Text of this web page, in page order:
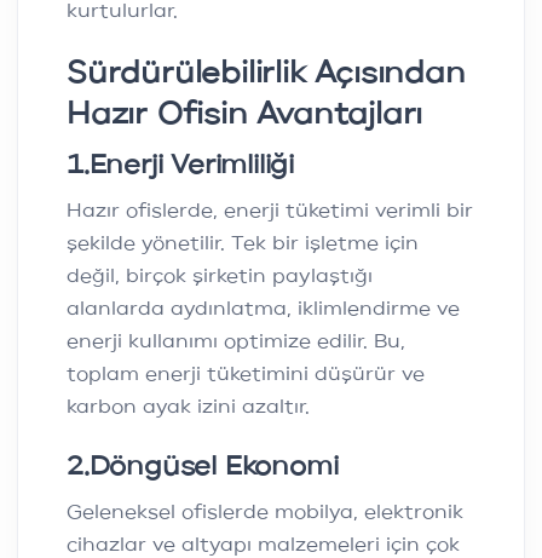
kurtulurlar.
Sürdürülebilirlik Açısından
Hazır Ofisin Avantajları
1.Enerji Verimliliği
Hazır ofislerde, enerji tüketimi verimli bir
şekilde yönetilir. Tek bir işletme için
değil, birçok şirketin paylaştığı
alanlarda aydınlatma, iklimlendirme ve
enerji kullanımı optimize edilir. Bu,
toplam enerji tüketimini düşürür ve
karbon ayak izini azaltır.
2.Döngüsel Ekonomi
Geleneksel ofislerde mobilya, elektronik
cihazlar ve altyapı malzemeleri için çok